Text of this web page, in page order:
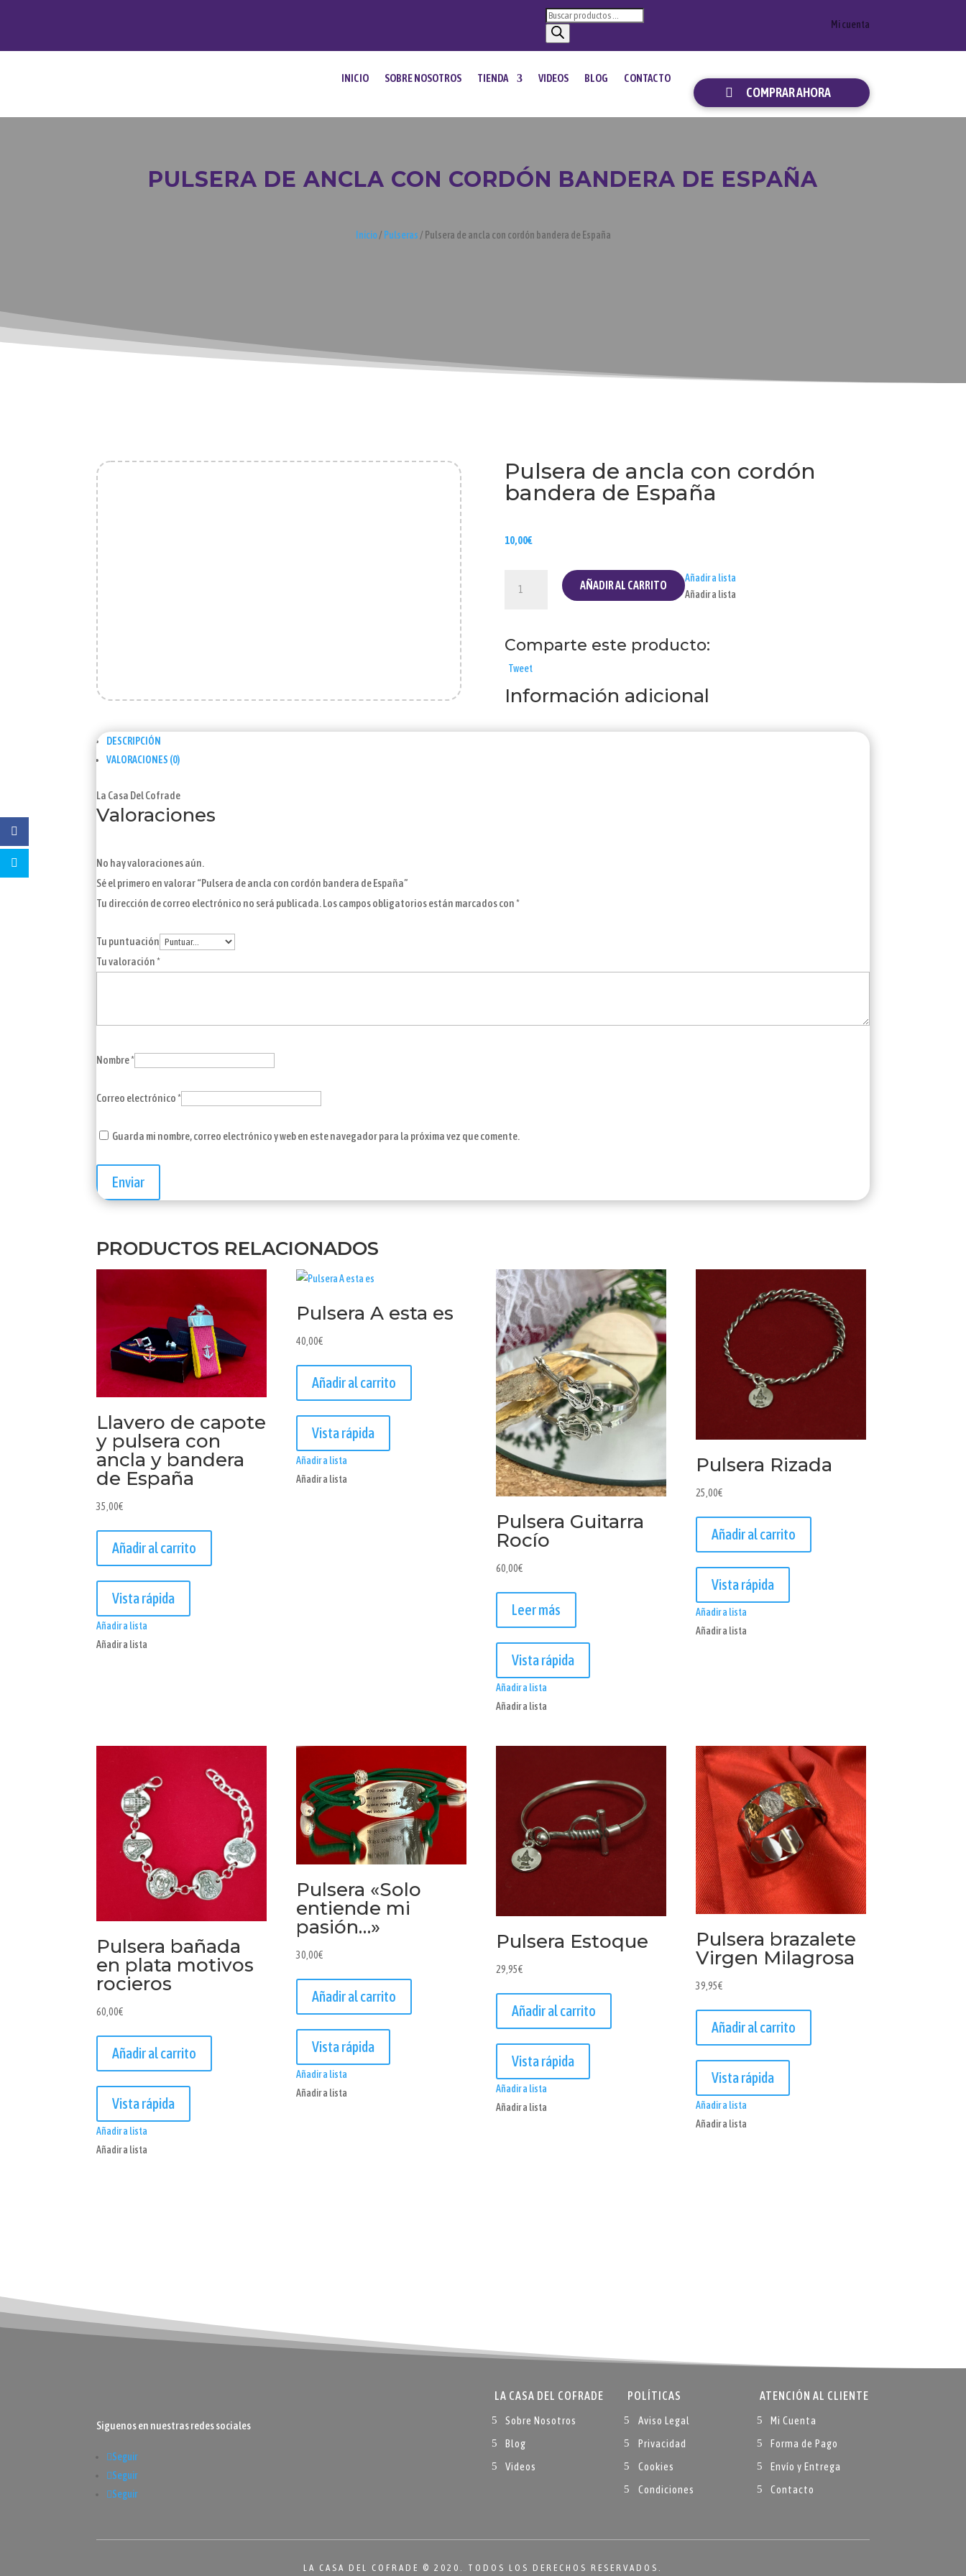
Búsqueda
de
Mi cuenta
INICIO SOBRE NOSOTROS TIENDA VIDEOS BLOG CONTACTO
COMPRAR AHORA
PULSERA DE ANCLA CON CORDÓN BANDERA DE ESPAÑA
Inicio/ Pulseras / Pulsera de ancla con cordón bandera de España
Pulsera de ancla con cordón
bandera de España
10,00€
cordón
España
AÑADIR AL CARRITO
Añadir a lista
Añadir a lista
Comparte este producto:
Tweet
Información adicional
DESCRIPCIÓN
VALORACIONES (0)
La Casa Del Cofrade
Valoraciones
No hay valoraciones aún.
Sé el primero en valorar “Pulsera de ancla con cordón bandera de España”
Tu dirección de correo electrónico no será publicada. Los campos obligatorios están marcados con*
Tu puntuación
Tu valoración*
Nombre*
Correo electrónico*
Guarda mi nombre, correo electrónico y web en este navegador para la próxima vez que comente.
PRODUCTOS RELACIONADOS
Llavero de capote
y pulsera con
ancla y bandera
de España
35,00€
Añadir al carrito
Vista rápida
Añadir a lista
Añadir a lista
Pulsera A esta es
40,00€
Añadir al carrito
Vista rápida
Añadir a lista
Añadir a lista
Pulsera Guitarra
Rocío
60,00€
Leer más
Vista rápida
Añadir a lista
Añadir a lista
Pulsera Rizada
25,00€
Añadir al carrito
Vista rápida
Añadir a lista
Añadir a lista
Pulsera bañada
en plata motivos
rocieros
60,00€
Añadir al carrito
Vista rápida
Añadir a lista
Añadir a lista
Pulsera «Solo
entiende mi
pasión…»
30,00€
Añadir al carrito
Vista rápida
Añadir a lista
Añadir a lista
Pulsera Estoque
29,95€
Añadir al carrito
Vista rápida
Añadir a lista
Añadir a lista
Pulsera brazalete
Virgen Milagrosa
39,95€
Añadir al carrito
Vista rápida
Añadir a lista
Añadir a lista
Siguenos en nuestras redes sociales
Seguir
Seguir
Seguir
LA CASA DEL COFRADE
Sobre Nosotros
Blog
Videos
POLÍTICAS
Aviso Legal
Privacidad
Cookies
Condiciones
ATENCIÓN AL CLIENTE
Mi Cuenta
Forma de Pago
Envío y Entrega
Contacto
LA CASA DEL COFRADE © 2020. TODOS LOS DERECHOS RESERVADOS.